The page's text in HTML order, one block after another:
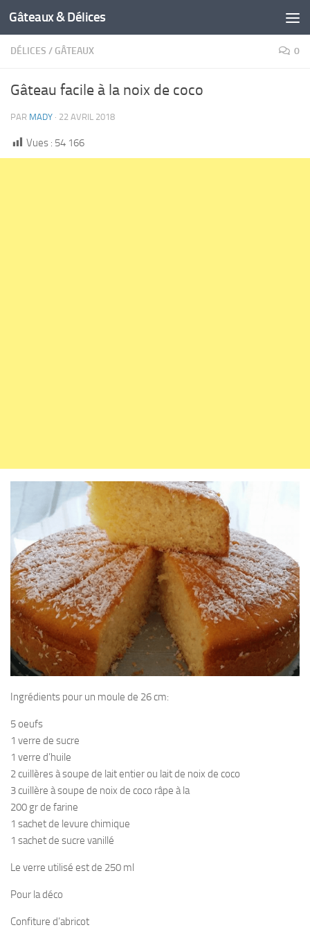
Gâteaux & Délices
DÉLICES / GÂTEAUX 0
Gâteau facile à la noix de coco
PAR MADY · 22 AVRIL 2018
Vues : 54 166
Ingrédients pour un moule de 26 cm:
5 oeufs
1 verre de sucre
1 verre d’huile
2 cuillères à soupe de lait entier ou lait de noix de coco
3 cuillère à soupe de noix de coco râpe à la
200 gr de farine
1 sachet de levure chimique
1 sachet de sucre vanillé
Le verre utilisé est de 250 ml
Pour la déco
Confiture d’abricot